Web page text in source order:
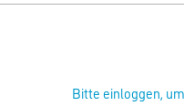
Bitte einloggen,